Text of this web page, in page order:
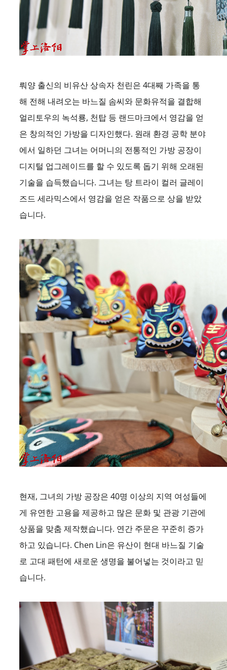
뤄양 출신의 비유산 상속자 천린은 4대째 가족을 통
해 전해 내려오는 바느질 솜씨와 문화유적을 결합해
얼리토우의 녹석룡, 천탑 등 랜드마크에서 영감을 얻
은 창의적인 가방을 디자인했다. 원래 환경 공학 분야
에서 일하던 그녀는 어머니의 전통적인 가방 공장이
디지털 업그레이드를 할 수 있도록 돕기 위해 오래된
기술을 습득했습니다. 그녀는 탕 트라이 컬러 글레이
즈드 세라믹스에서 영감을 얻은 작품으로 상을 받았
습니다.
현재, 그녀의 가방 공장은 40명 이상의 지역 여성들에
게 유연한 고용을 제공하고 많은 문화 및 관광 기관에
상품을 맞춤 제작했습니다. 연간 주문은 꾸준히 증가
하고 있습니다. Chen Lin은 유산이 현대 바느질 기술
로 고대 패턴에 새로운 생명을 불어넣는 것이라고 믿
습니다.